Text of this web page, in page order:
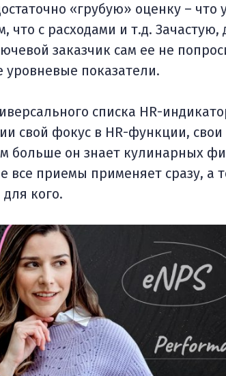
«грубую» оценку – что
что с расходами и т.д. Зачастую,
заказчик сам ее не
уровневые показатели.
списка HR-
свой фокус в HR-функции,
больше он знает кулинарных
все приемы применяет сразу, а
для кого.